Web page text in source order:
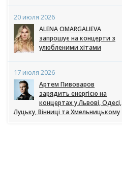
20 июля 2026
ALENA OMARGALIEVA
запрошує на концерти з
улюбленими хітами
17 июля 2026
Артем Пивоваров
зарядить енергією на
концертах у Львові, Одесі,
Луцьку, Вінниці та Хмельницькому